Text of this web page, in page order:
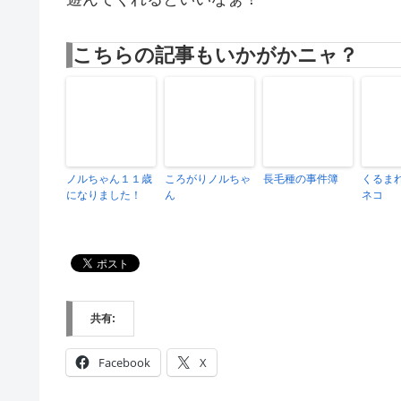
こちらの記事もいかがかニャ？
ノルちゃん１１歳
になりました！
ころがりノルちゃ
ん
長毛種の事件簿
くるま
ネコ
共有:
Facebook X